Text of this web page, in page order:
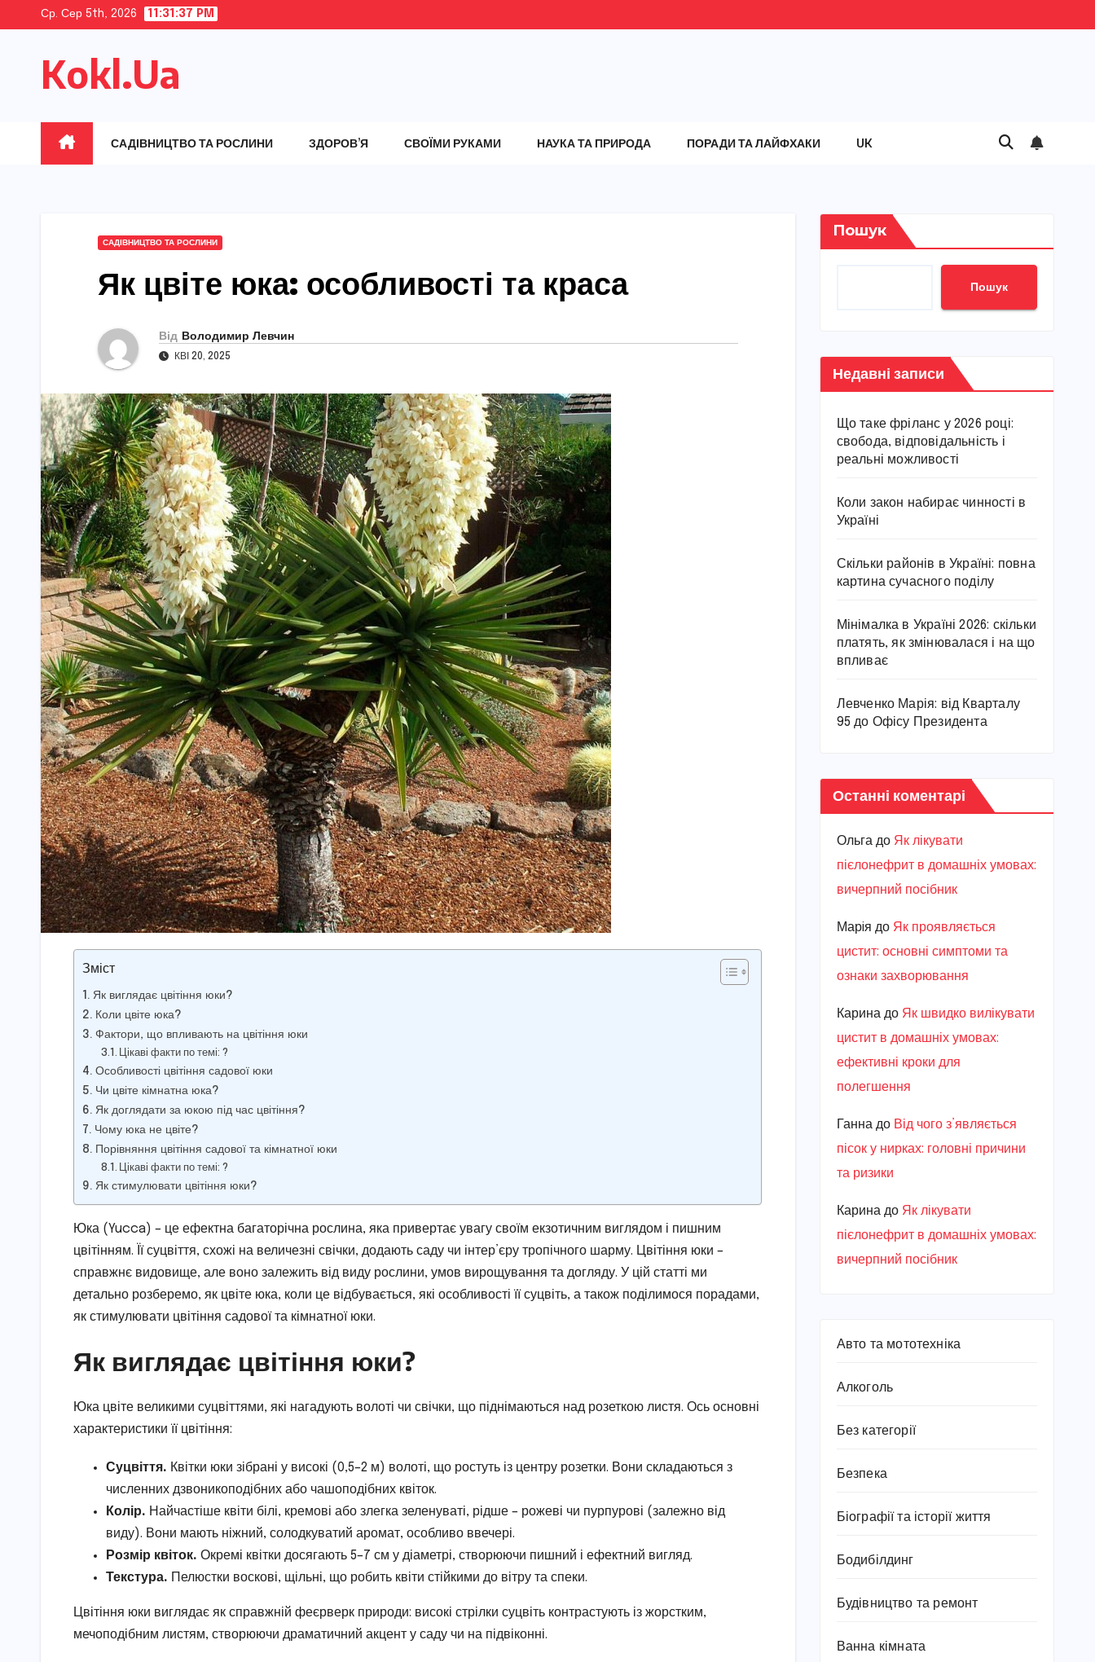
content
Ср. Сер 5th, 2026 11:31:38 PM
Kokl.Ua
САДІВНИЦТВО ТА РОСЛИНИ ЗДОРОВ’Я СВОЇМИ РУКАМИ НАУКА ТА ПРИРОДА ПОРАДИ ТА ЛАЙФХАКИ UK
САДІВНИЦТВО ТА РОСЛИНИ
Як цвіте юка: особливості та краса
Від Володимир Левчин
КВІ 20, 2025
Зміст
Як виглядає цвітіння юки?
Коли цвіте юка?
Фактори, що впливають на цвітіння юки
Цікаві факти по темі: ?
Особливості цвітіння садової юки
Чи цвіте кімнатна юка?
Як доглядати за юкою під час цвітіння?
Чому юка не цвіте?
Порівняння цвітіння садової та кімнатної юки
Цікаві факти по темі: ?
Як стимулювати цвітіння юки?
Юка (Yucca) – це ефектна багаторічна рослина, яка привертає увагу своїм екзотичним виглядом і пишним
цвітінням. Її суцвіття, схожі на величезні свічки, додають саду чи інтер’єру тропічного шарму. Цвітіння юки –
справжнє видовище, але воно залежить від виду рослини, умов вирощування та догляду. У цій статті ми
детально розберемо, як цвіте юка, коли це відбувається, які особливості її суцвіть, а також поділимося порадами,
як стимулювати цвітіння садової та кімнатної юки.
Як виглядає цвітіння юки?
Юка цвіте великими суцвіттями, які нагадують волоті чи свічки, що піднімаються над розеткою листя. Ось основні
характеристики її цвітіння:
Суцвіття. Квітки юки зібрані у високі (0,5–2 м) волоті, що ростуть із центру розетки. Вони складаються з
численних дзвоникоподібних або чашоподібних квіток.
Колір. Найчастіше квіти білі, кремові або злегка зеленуваті, рідше – рожеві чи пурпурові (залежно від
виду). Вони мають ніжний, солодкуватий аромат, особливо ввечері.
Розмір квіток. Окремі квітки досягають 5–7 см у діаметрі, створюючи пишний і ефектний вигляд.
Текстура. Пелюстки воскові, щільні, що робить квіти стійкими до вітру та спеки.
Цвітіння юки виглядає як справжній феєрверк природи: високі стрілки суцвіть контрастують із жорстким,
мечоподібним листям, створюючи драматичний акцент у саду чи на підвіконні.
Пошук
Пошук
Недавні записи
Що таке фріланс у 2026 році:
свобода, відповідальність і
реальні можливості
Коли закон набирає чинності в
Україні
Скільки районів в Україні: повна
картина сучасного поділу
Мінімалка в Україні 2026: скільки
платять, як змінювалася і на що
впливає
Левченко Марія: від Кварталу
95 до Офісу Президента
Останні коментарі
Ольгадо Як лікувати
пієлонефрит в домашніх умовах:
вичерпний посібник
Марiя до Як проявляється
цистит: основні симптоми та
ознаки захворювання
Каринадо Як швидко вилікувати
цистит в домашніх умовах:
ефективні кроки для
полегшення
Ганнадо Від чого з’являється
пісок у нирках: головні причини
та ризики
Каринадо Як лікувати
пієлонефрит в домашніх умовах:
вичерпний посібник
Авто та мототехніка
Алкоголь
Без категорії
Безпека
Біографії та історії життя
Бодибілдинг
Будівництво та ремонт
Ванна кімната